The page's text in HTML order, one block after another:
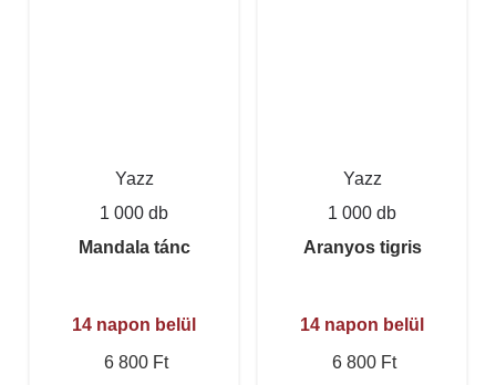
Yazz
1 000 db
Mandala tánc
14 napon belül
6 800 Ft
Yazz
1 000 db
Aranyos tigris
14 napon belül
6 800 Ft